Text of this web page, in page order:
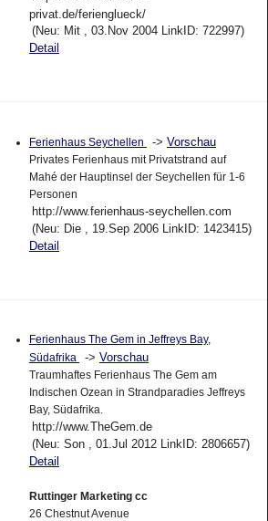
privat.de/ferienglueck/
(Neu: Mit , 03.Nov 2004 LinkID: 722997)
Detail
Ferienhaus Seychellen -> Vorschau
Privates Ferienhaus mit Privatstrand auf
Mahé der Hauptinsel der Seychellen für 1-6
Personen
http://www.ferienhaus-seychellen.com
(Neu: Die , 19.Sep 2006 LinkID: 1423415)
Detail
Ferienhaus The Gem in Jeffreys Bay,
Südafrika
-> Vorschau
Traumhaftes Ferienhaus The Gem am
Indischen Ozean in Strandparadies Jeffreys
Bay, Südafrika.
http://www.TheGem.de
(Neu: Son , 01.Jul 2012 LinkID: 2806657)
Detail
Ruttinger Marketing cc
26 Chestnut Avenue